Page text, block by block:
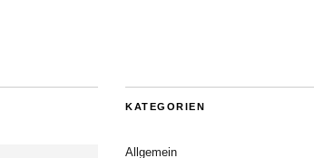
KATEGORIEN
Allgemein